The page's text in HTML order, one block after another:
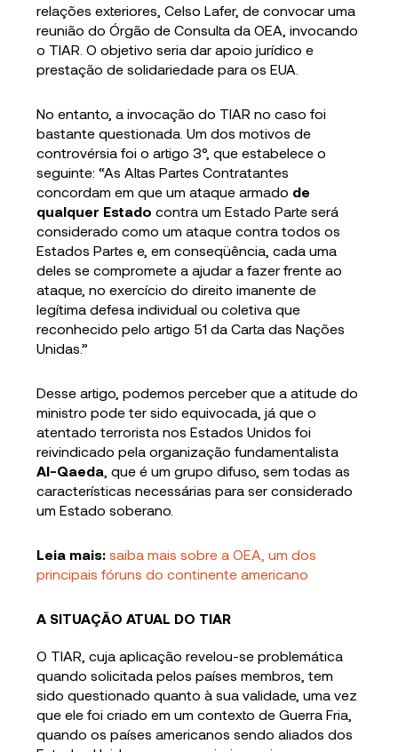
relações exteriores, Celso Lafer, de convocar uma
reunião do Órgão de Consulta da OEA, invocando
o TIAR. O objetivo seria dar apoio jurídico e
prestação de solidariedade para os EUA.
No entanto, a invocação do TIAR no caso foi
bastante questionada. Um dos motivos de
controvérsia foi o artigo 3°, que estabelece o
seguinte: “As Altas Partes Contratantes
concordam em que um ataque armado de
qualquer Estado contra um Estado Parte será
considerado como um ataque contra todos os
Estados Partes e, em conseqüência, cada uma
deles se compromete a ajudar a fazer frente ao
ataque, no exercício do direito imanente de
legítima defesa individual ou coletiva que
reconhecido pelo artigo 51 da Carta das Nações
Unidas.”
Desse artigo, podemos perceber que a atitude do
ministro pode ter sido equivocada, já que o
atentado terrorista nos Estados Unidos foi
reivindicado pela organização fundamentalista
Al-Qaeda , que é um grupo difuso, sem todas as
características necessárias para ser considerado
um Estado soberano.
Leia mais: saiba mais sobre a OEA, um dos
principais fóruns do continente americano
A SITUAÇÃO ATUAL DO TIAR
O TIAR, cuja aplicação revelou-se problemática
quando solicitada pelos países membros, tem
sido questionado quanto à sua validade, uma vez
que ele foi criado em um contexto de Guerra Fria,
quando os países americanos sendo aliados dos